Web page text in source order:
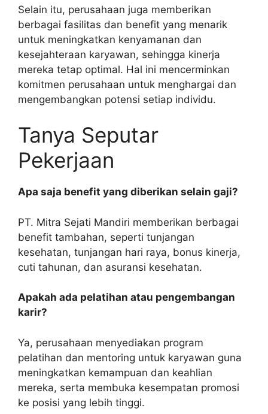
Selain itu, perusahaan juga memberikan
berbagai fasilitas dan benefit yang menarik
untuk meningkatkan kenyamanan dan
kesejahteraan karyawan, sehingga kinerja
mereka tetap optimal. Hal ini mencerminkan
komitmen perusahaan untuk menghargai dan
mengembangkan potensi setiap individu.
Tanya Seputar
Pekerjaan
Apa saja benefit yang diberikan selain gaji?
PT. Mitra Sejati Mandiri memberikan berbagai
benefit tambahan, seperti tunjangan
kesehatan, tunjangan hari raya, bonus kinerja,
cuti tahunan, dan asuransi kesehatan.
Apakah ada pelatihan atau pengembangan
karir?
Ya, perusahaan menyediakan program
pelatihan dan mentoring untuk karyawan guna
meningkatkan kemampuan dan keahlian
mereka, serta membuka kesempatan promosi
ke posisi yang lebih tinggi.